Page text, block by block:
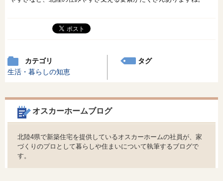
カテゴリ
生活・暮らしの知恵
タグ
オスカーホームブログ
北陸4県で新築住宅を提供しているオスカーホームの社員が、家
づくりのプロとして暮らしや住まいについて執筆するブログで
す。